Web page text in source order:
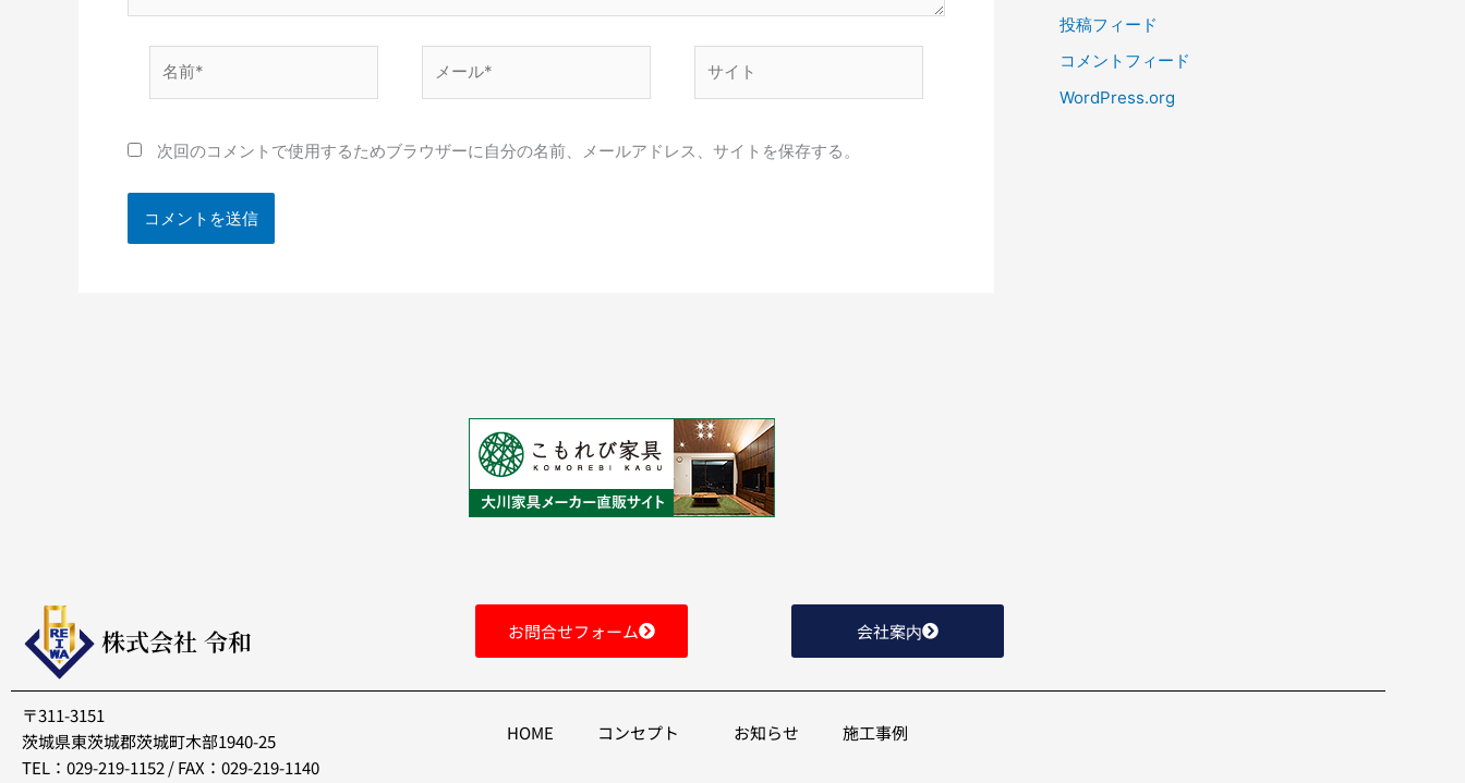
ー
次回のコメントで使用するためブラウザーに自分の名前、メールアドレス、サイトを保存する。
投稿フィード
コメントフィード
WordPress.org
株式会社 令和 お問合せフォーム 会社案内
〒311-3151
茨城県東茨城郡茨城町木部1940-25
TEL：029-219-1152 / FAX：029-219-1140
HOME コンセプト お知らせ 施工事例